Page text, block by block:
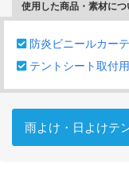
使用した商品・素材につ
防炎ビニールカー
テントシート取付
雨よけ・日よけテ